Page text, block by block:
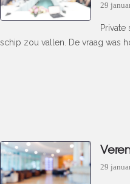
29
schip zou vallen. De vraag was
29